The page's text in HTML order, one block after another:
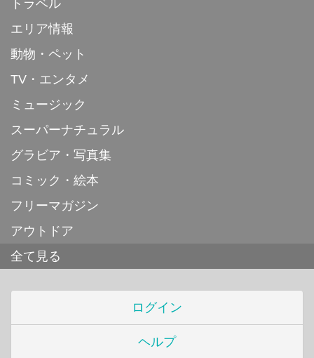
トラベル
エリア情報
動物・ペット
TV・エンタメ
ミュージック
スーパーナチュラル
グラビア・写真集
コミック・絵本
フリーマガジン
アウトドア
全て見る
ログイン
ヘルプ